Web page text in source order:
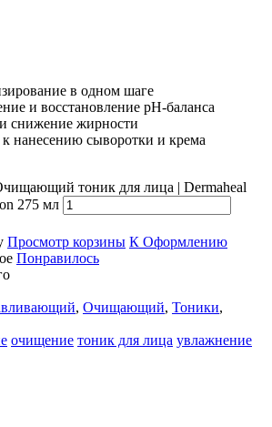
в одном шаге
и восстановление pH-баланса
снижение жирности
нанесению сыворотки и крема
тоник для лица | Dermaheal
275 мл
Просмотр корзины К Оформлению
Понравилось
, Очищающий, Тоники,
очищение тоник для лица увлажнение